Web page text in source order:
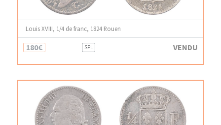
Louis XVIII, 1/4 de franc, 1824 Rouen
180€ SPL VENDU